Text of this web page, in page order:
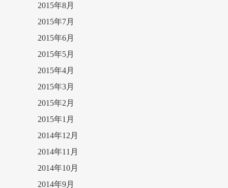
2015年8月
2015年7月
2015年6月
2015年5月
2015年4月
2015年3月
2015年2月
2015年1月
2014年12月
2014年11月
2014年10月
2014年9月